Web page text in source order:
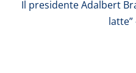
Il presidente Adalbert
latte”